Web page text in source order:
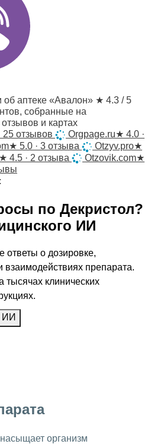
об аптеке «Авалон» ★ 4.3 / 5
собранные на
и картах
25 отзывов Orgpage.ru★ 4.0 ·
★ 5.0 · 3 отзыва Otzyv.pro★
★ 4.5 · 2 отзыва Otzovik.com★
по Декристол?
ИИ
ответы о дозировке,
препарата.
тысячах клинических
ИИ
организм